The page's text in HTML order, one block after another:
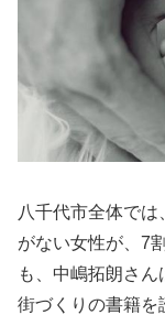
八千代市全体で
がない女性が、7
も、中嶋拓朗さ
街づくりの書籍を